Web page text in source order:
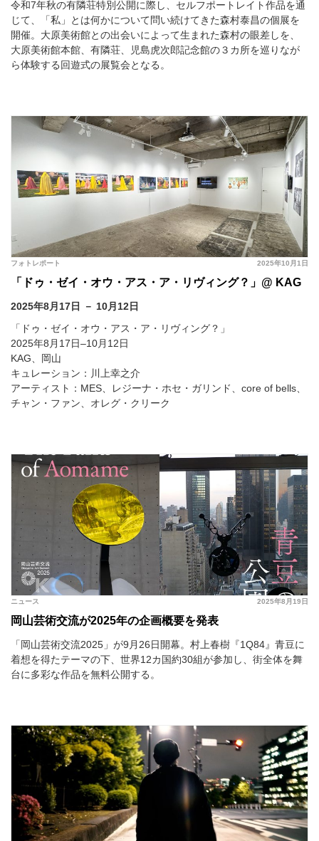
令和7年秋の有隣荘特別公開に際し、セルフポートレイト作品を通
じて、「私」とは何かについて問い続けてきた森村泰昌の個展を
開催。大原美術館との出会いによって生まれた森村の眼差しを、
大原美術館本館、有隣荘、児島虎次郎記念館の３カ所を巡りなが
ら体験する回遊式の展覧会となる。
2025年10月1日
フォトレポート
「ドゥ・ゼイ・オウ・アス・ア・リヴィング？」@ KAG
2025年8月17日 － 10月12日
「ドゥ・ゼイ・オウ・アス・ア・リヴィング？」
2025年8月17日–10月12日
KAG、岡山
キュレーション：川上幸之介
アーティスト：MES、レジーナ・ホセ・ガリンド、core of bells、
チャン・ファン、オレグ・クリーク
2025年8月19日
ニュース
岡山芸術交流が2025年の企画概要を発表
「岡山芸術交流2025」が9月26日開幕。村上春樹『1Q84』青豆に
着想を得たテーマの下、世界12カ国約30組が参加し、街全体を舞
台に多彩な作品を無料公開する。